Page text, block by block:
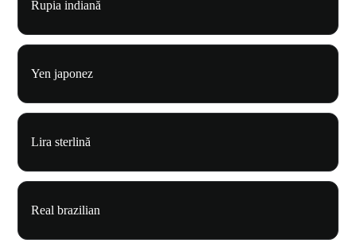
Rupia indiană
Yen japonez
Lira sterlină
Real brazilian